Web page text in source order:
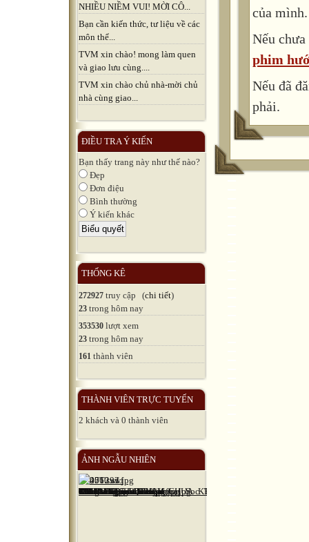
NHIỀU NIỀM VUI! MỜI CÔ...
Bạn cần kiến thức, tư liệu về các
môn thể...
TVM xin chào! mong làm quen
và giao lưu cùng....
TVM xin chào chủ nhà-mời chủ
nhà cùng giao...
ĐIỀU TRA Ý KIẾN
Bạn thấy trang này như thế nào?
Đẹp
Đơn điệu
Bình thường
Ý kiến khác
THỐNG KÊ
272927 truy cập (chi tiết)
23 trong hôm nay
353530 lượt xem
23 trong hôm nay
161 thành viên
THÀNH VIÊN TRỰC TUYẾN
2 khách và 0 thành viên
ẢNH NGẪU NHIÊN
của mình.
Nếu
phim
Nếu đã
phải.